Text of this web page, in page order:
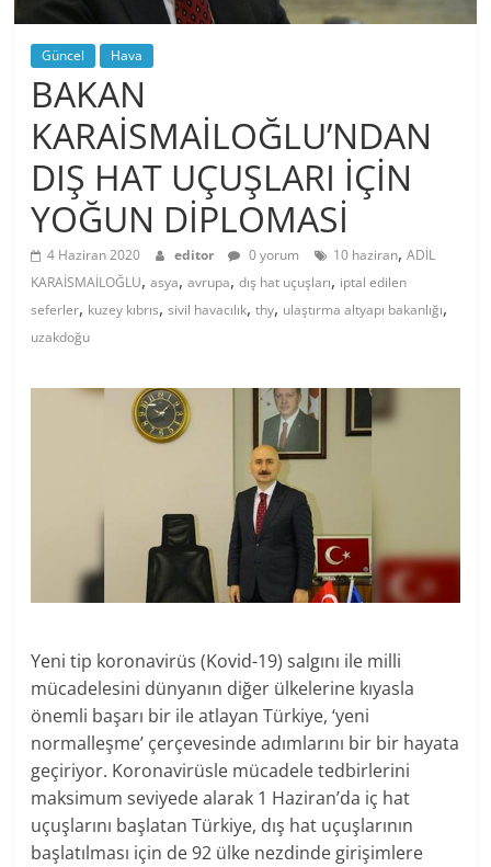
Güncel Hava
BAKAN
KARAİSMAİLOĞLU’NDAN
DIŞ HAT UÇUŞLARI İÇİN
YOĞUN DİPLOMASİ
4 Haziran 2020 editor 0 yorum 10 haziran,ADİL
KARAİSMAİLOĞLU,asya,avrupa,dış hat uçuşları, iptal edilen
seferler, kuzey kıbrıs,sivil havacılık,thy, ulaştırma altyapı bakanlığı,
uzakdoğu
Yeni tip koronavirüs (Kovid-19) salgını ile milli
mücadelesini dünyanın diğer ülkelerine kıyasla
önemli başarı bir ile atlayan Türkiye, ‘yeni
normalleşme’ çerçevesinde adımlarını bir bir hayata
geçiriyor. Koronavirüsle mücadele tedbirlerini
maksimum seviyede alarak 1 Haziran’da iç hat
uçuşlarını başlatan Türkiye, dış hat uçuşlarının
başlatılması için de 92 ülke nezdinde girişimlere